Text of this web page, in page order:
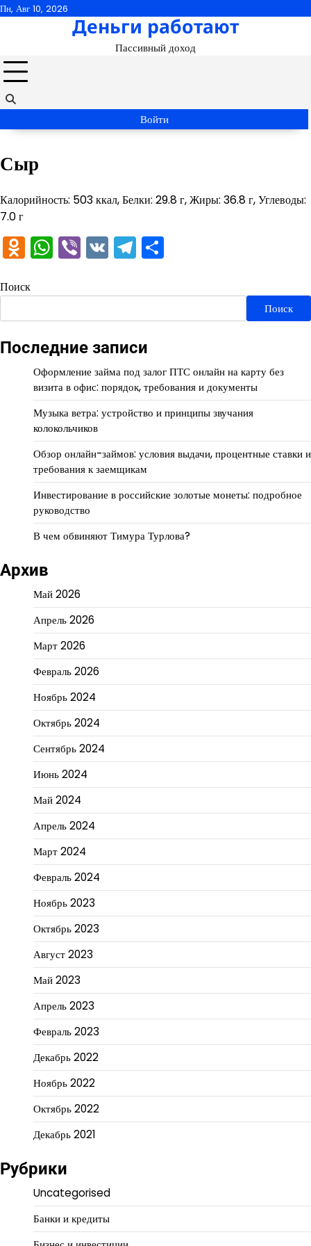
Перейти
Пн, Авг 10, 2026
Деньги работают
Пассивный доход
Войти
Сыр
Калорийность: 503 ккал, Белки: 29.8 г, Жиры: 36.8 г, Углеводы:
7.0 г
Odnoklassniki
WhatsApp
Viber
VKTelegram
Поиск
Поиск
Последние записи
Оформление займа под залог ПТС онлайн на карту без
визита в офис: порядок, требования и документы
Музыка ветра: устройство и принципы звучания
колокольчиков
Обзор онлайн-займов: условия выдачи, процентные ставки и
требования к заемщикам
Инвестирование в российские золотые монеты: подробное
руководство
В чем обвиняют Тимура Турлова?
Архив
Май 2026
Апрель 2026
Март 2026
Февраль 2026
Ноябрь 2024
Октябрь 2024
Сентябрь 2024
Июнь 2024
Май 2024
Апрель 2024
Март 2024
Февраль 2024
Ноябрь 2023
Октябрь 2023
Август 2023
Май 2023
Апрель 2023
Февраль 2023
Декабрь 2022
Ноябрь 2022
Октябрь 2022
Декабрь 2021
Рубрики
Uncategorised
Банки и кредиты